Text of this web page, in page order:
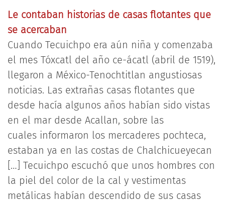
Le contaban historias de casas flotantes que
se acercaban
Cuando Tecuichpo era aún niña y comenzaba
el mes Tóxcatl del año ce-ácatl (abril de 1519),
llegaron a México-Tenochtitlan angustiosas
noticias. Las extrañas casas flotantes que
desde hacía algunos años habían sido vistas
en el mar desde Acallan, sobre las
cuales informaron los mercaderes pochteca,
estaban ya en las costas de Chalchicueyecan
[…] Tecuichpo escuchó que unos hombres con
la piel del color de la cal y vestimentas
metálicas habían descendido de sus casas